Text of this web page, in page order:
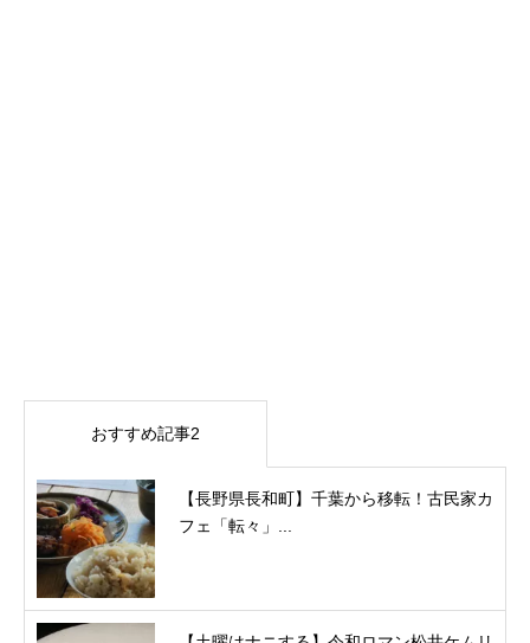
おすすめ記事2
【長野県長和町】千葉から移転！古民家カ
フェ「転々」...